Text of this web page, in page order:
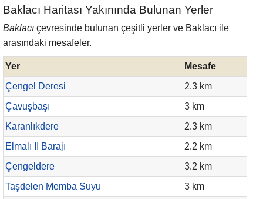
Baklacı Haritası Yakınında Bulunan Yerler
Baklacı çevresinde bulunan çeşitli yerler ve Baklacı ile
arasındaki mesafeler.
Yer
Mesafe
Çengel Deresi
2.3 km
Çavuşbaşı
3 km
Karanlıkdere
2.3 km
Elmalı II Barajı
2.2 km
Çengeldere
3.2 km
Taşdelen Memba Suyu
3 km